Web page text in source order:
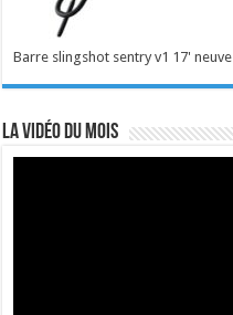
Barre slingshot sentry v1 17' neuve
La vidéo du mois